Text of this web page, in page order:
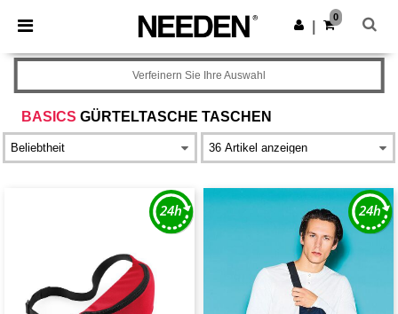
× Needen App
Bessere Preise in der App!
App holen
0
BASICS GÜRTELTASCHE TASCHEN
Verfeinern Sie Ihre Auswahl